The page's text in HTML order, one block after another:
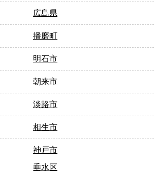
広島県
播磨町
明石市
朝来市
淡路市
相生市
神戸市
垂水区